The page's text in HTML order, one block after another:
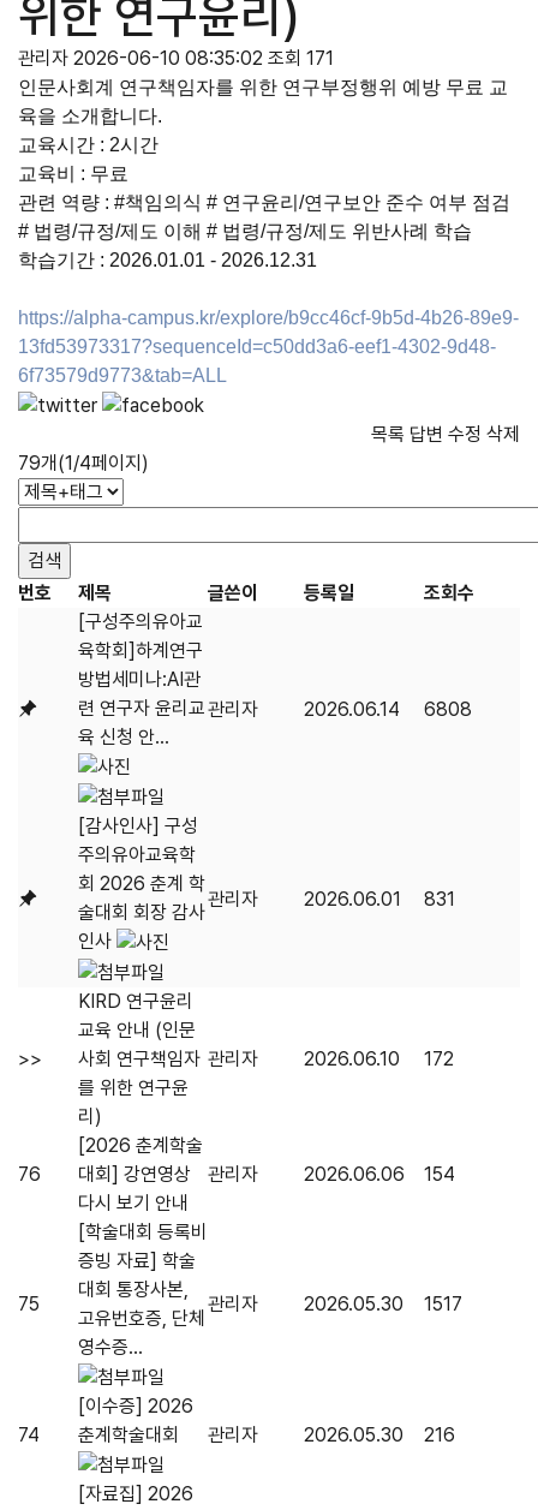
위한 연구윤리)
관리자 2026-06-10 08:35:02 조회 171
인문사회계 연구책임자를 위한 연구부정행위 예방 무료 교
육을 소개합니다.
교육시간 : 2시간
교육비 : 무료
관련 역량 : #책임의식 # 연구윤리/연구보안 준수 여부 점검
# 법령/규정/제도 이해 # 법령/규정/제도 위반사례 학습
학습기간 : 2026.01.01 - 2026.12.31
https://alpha-campus.kr/explore/b9cc46cf-9b5d-4b26-89e9-
13fd53973317?sequenceId=c50dd3a6-eef1-4302-9d48-
6f73579d9773&tab=ALL
목록 답변 수정 삭제
79개(1/4페이지)
번호 제목 글쓴이 등록일
조회수
[구성주의유아교
육학회]하계연구
방법세미나:AI관
련 연구자 윤리교
육 신청 안...
관리자 2026.06.14 6808
[감사인사] 구성
주의유아교육학
회 2026 춘계 학
술대회 회장 감사
인사
관리자 2026.06.01 831
>>
KIRD 연구윤리
교육 안내 (인문
사회 연구책임자
를 위한 연구윤
리)
관리자 2026.06.10 172
76
[2026 춘계학술
대회] 강연영상
다시 보기 안내
관리자 2026.06.06 154
75
[학술대회 등록비
증빙 자료] 학술
대회 통장사본,
고유번호증, 단체
영수증...
관리자 2026.05.30 1517
74
[이수증] 2026
춘계학술대회
관리자 2026.05.30 216
[자료집] 2026